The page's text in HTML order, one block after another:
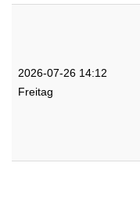
2026-07-26 14:12
Freitag